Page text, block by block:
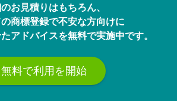
お見積りはもちろん、
商標登録で不安な方向けに
アドバイスを無料で実施中です。
無料で利用を開始